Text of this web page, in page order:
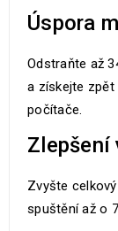
Úspora
Odstraňte až
a získejte zpět
počítače.
Zlepšení
Zvyšte
spuštění až o